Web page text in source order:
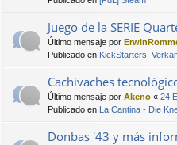
Juego de la SERIE
Último mensaje por
Publicado en KickStarters,
Cachivaches
Último mensaje por Akeno « 24
Publicado en La Cantina - Die
Donbas '43 y más